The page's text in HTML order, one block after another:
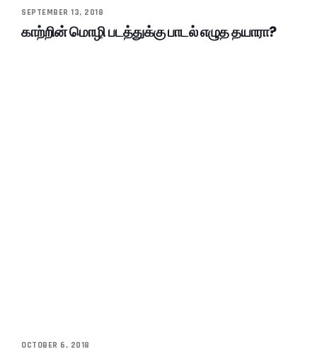
SEPTEMBER 13, 2018
காற்றின் மொழி படத்துக்கு பாடல் எழுத தயாரா?
OCTOBER 6, 2018